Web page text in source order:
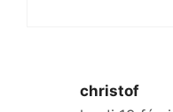
christof